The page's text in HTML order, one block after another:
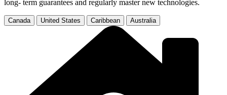
long- term guarantees and regularly master new technologies.
Canada United States Caribbean Australia